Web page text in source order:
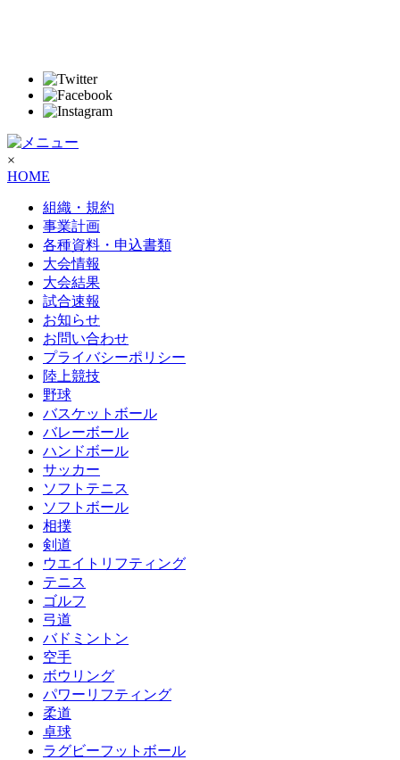
×
HOME
組織・規約
事業計画
各種資料・申込書類
大会情報
大会結果
試合速報
お知らせ
お問い合わせ
プライバシーポリシー
陸上競技
野球
バスケットボール
バレーボール
ハンドボール
サッカー
ソフトテニス
ソフトボール
相撲
剣道
ウエイトリフティング
テニス
ゴルフ
弓道
バドミントン
空手
ボウリング
パワーリフティング
柔道
卓球
ラグビーフットボール